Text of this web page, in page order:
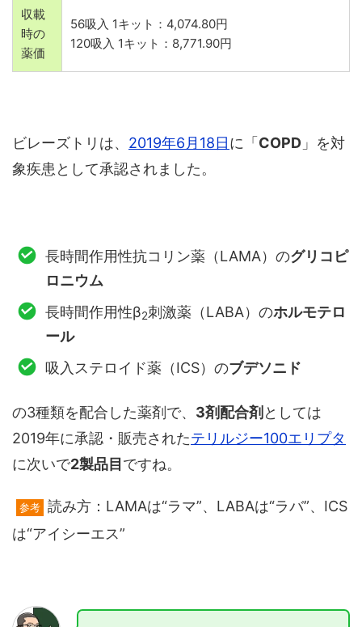
収載
時の
薬価
56吸入 1キット：4,074.80円
120吸入 1キット：8,771.90円
ビレーズトリは、 2019年6月18日に「 COPD 」を対
象疾患として承認されました。
長時間作用性抗コリン薬（LAMA）のグリコピ
ロニウム
長時間作用性β2刺激薬（LABA）のホルモテロ
ール
吸入ステロイド薬（ICS）のブデソニド
の3種類を配合した薬剤で、 3剤配合剤 としては
2019年に承認・販売されたテリルジー100エリプタ
に次いで2製品目 ですね。
参考 読み方：LAMAは“ラマ”、LABAは“ラバ”、ICS
は“アイシーエス”